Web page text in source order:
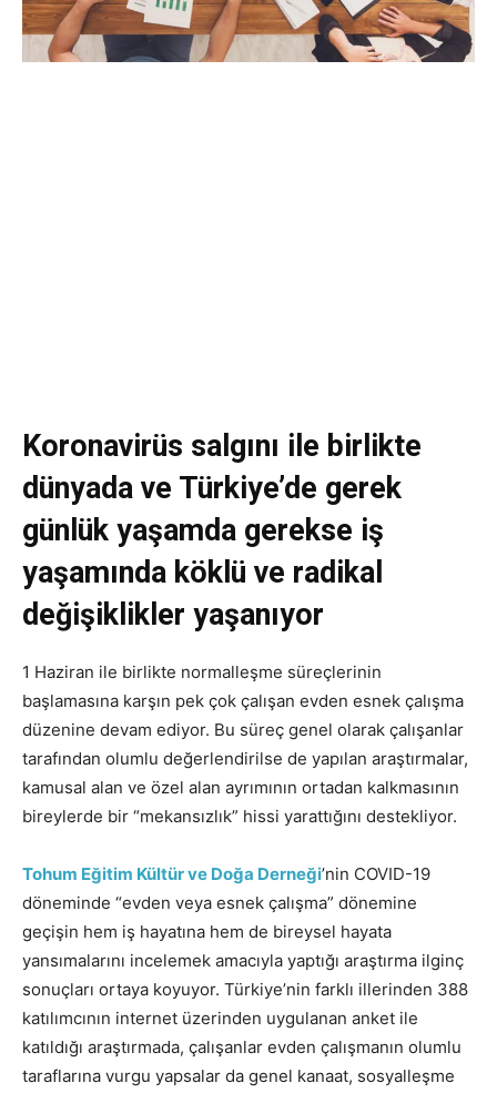
Koronavirüs salgını ile birlikte
dünyada ve Türkiye’de gerek
günlük yaşamda gerekse iş
yaşamında köklü ve radikal
değişiklikler yaşanıyor
1 Haziran ile birlikte normalleşme süreçlerinin
başlamasına karşın pek çok çalışan evden esnek çalışma
düzenine devam ediyor. Bu süreç genel olarak çalışanlar
tarafından olumlu değerlendirilse de yapılan araştırmalar,
kamusal alan ve özel alan ayrımının ortadan kalkmasının
bireylerde bir “mekansızlık” hissi yarattığını destekliyor.
Tohum Eğitim Kültür ve Doğa Derneği’nin COVID-19
döneminde “evden veya esnek çalışma” dönemine
geçişin hem iş hayatına hem de bireysel hayata
yansımalarını incelemek amacıyla yaptığı araştırma ilginç
sonuçları ortaya koyuyor. Türkiye’nin farklı illerinden 388
katılımcının internet üzerinden uygulanan anket ile
katıldığı araştırmada, çalışanlar evden çalışmanın olumlu
taraflarına vurgu yapsalar da genel kanaat, sosyalleşme